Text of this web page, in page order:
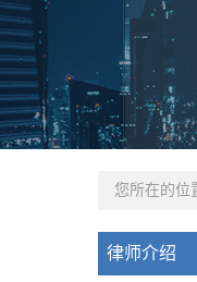
您所在的位
律师介绍